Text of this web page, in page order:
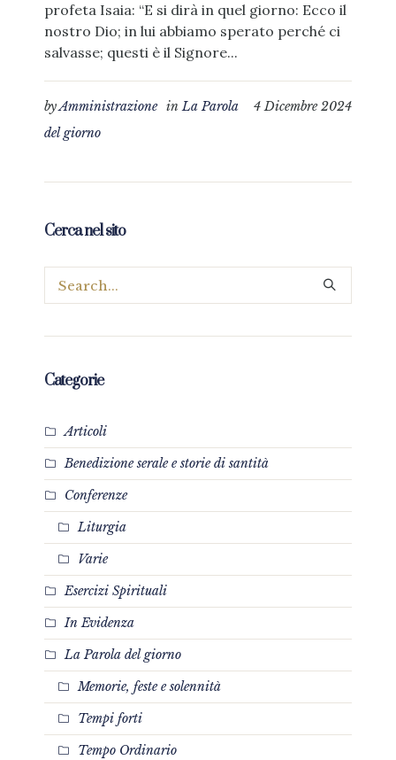
profeta Isaia: “E si dirà in quel giorno: Ecco il
nostro Dio; in lui abbiamo sperato perché ci
salvasse; questi è il Signore...
4 Dicembre 2024
byAmministrazione inLa Parola
del giorno
Cerca nel sito
Categorie
Articoli
Benedizione serale e storie di santità
Conferenze
Liturgia
Varie
Esercizi Spirituali
In Evidenza
La Parola del giorno
Memorie, feste e solennità
Tempi forti
Tempo Ordinario